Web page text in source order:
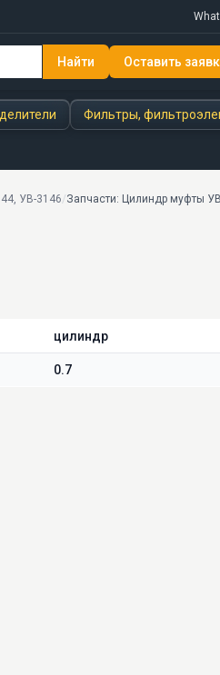
Найти Оставить
Фильтры,
УВ-3146/Запчасти: Цилиндр муфты
цилиндр
0.7